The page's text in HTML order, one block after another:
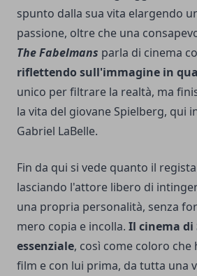
spunto dalla sua vita elargendo
passione, oltre che una
The Fabelmans parla di cinema
riflettendo sull'immagine in
unico per filtrare la realtà, ma
la vita del giovane Spielberg, qui
Gabriel LaBelle.
Fin da qui si vede quanto il
lasciando l'attore libero di
una propria personalità, senza
mero copia e incolla. Il cinema di
essenziale, così come coloro
film e con lui prima, da tutta una